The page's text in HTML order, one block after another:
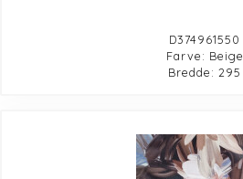
D374961550
Farve: Beige
Bredde: 295